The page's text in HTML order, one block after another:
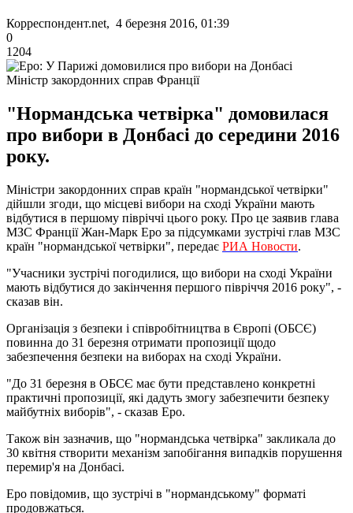
Корреспондент.net, 4 березня 2016, 01:39
0
1204
Міністр закордонних справ Франції
"Нормандська четвірка" домовилася
про вибори в Донбасі до середини 2016
року.
Міністри закордонних справ країн "нормандської четвірки"
дійшли згоди, що місцеві вибори на сході України мають
відбутися в першому півріччі цього року. Про це заявив глава
МЗС Франції Жан-Марк Еро за підсумками зустрічі глав МЗС
країн "нормандської четвірки", передає РИА Новости.
"Учасники зустрічі погодилися, що вибори на сході України
мають відбутися до закінчення першого півріччя 2016 року", -
сказав він.
Організація з безпеки і співробітництва в Європі (ОБСЄ)
повинна до 31 березня отримати пропозиції щодо
забезпечення безпеки на виборах на сході України.
"До 31 березня в ОБСЄ має бути представлено конкретні
практичні пропозиції, які дадуть змогу забезпечити безпеку
майбутніх виборів", - сказав Еро.
Також він зазначив, що "нормандська четвірка" закликала до
30 квітня створити механізм запобігання випадків порушення
перемир'я на Донбасі.
Еро повідомив, що зустрічі в "нормандському" форматі
продовжаться.